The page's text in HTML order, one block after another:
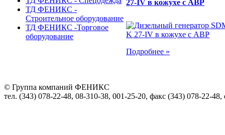
ТД ФЕНИКС -
Строительное оборудование
ТД ФЕНИКС -Торговое
оборудование
27-IV в кожухе с АВР
Подробнее »
© Группа компаний ФЕНИКС
тел. (343) 078-22-48, 08-310-38, 001-25-20, факс (343) 078-22-